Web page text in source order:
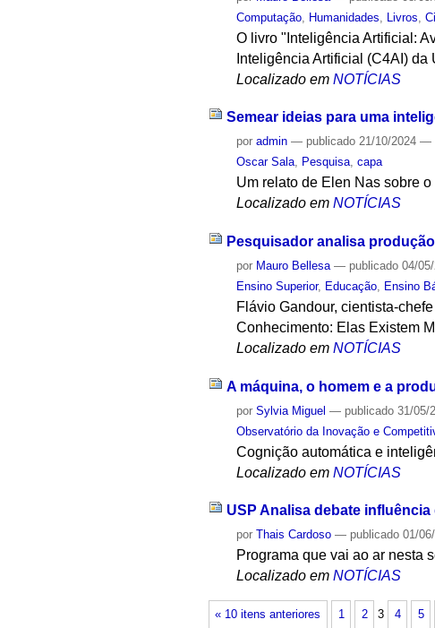
Computação Humanidades Livros ,
O livro "Inteligência Artificial:
Inteligência Artificial (C4AI) da
Localizado em NOTÍCIAS
Semear ideias para uma
poradmin — publicado 21/10/2024—
Oscar Sala, Pesquisa,capa
Um relato de Elen Nas sobre
Localizado em NOTÍCIAS
Pesquisador analisa
por Mauro Bellesa — publicado 04/
Ensino Superior, Educação Ensino
Flávio Gandour, cientista-
Conhecimento: Elas Existem
Localizado em NOTÍCIAS
A máquina, o homem e a
porSylvia Miguel — publicado 31/05/
Observatório da Inovação e
Cognição automática e
Localizado em NOTÍCIAS
USP Analisa debate
porThais Cardoso — publicado 01/
Programa que vai ao ar nesta
Localizado em NOTÍCIAS
« 10 itens anteriores 1 2 3 4 5